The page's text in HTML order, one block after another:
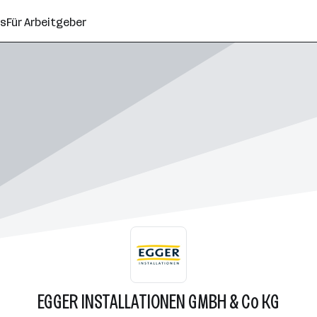
Für Arbeitgeber
EGGER INSTALLATIONEN GMBH & Co KG